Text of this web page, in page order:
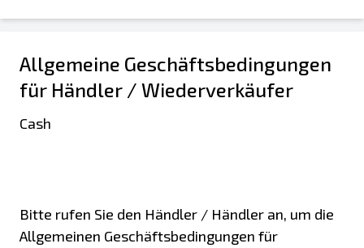
Allgemeine Geschäftsbedingungen
für Händler / Wiederverkäufer
Cash
Bitte rufen Sie den Händler / Händler an, um die
Allgemeinen Geschäftsbedingungen für